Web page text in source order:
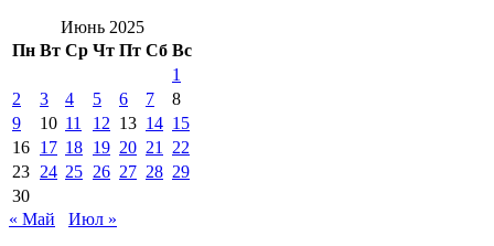
Июнь 2025
Пн Вт Ср Чт Пт Сб Вс
1
2
3 4 5 6 7
8
9
10 11 12 13 14 15
16 17 18 19 20 21
22
23 24 25 26 27 28 29
30
« Май
Июл »